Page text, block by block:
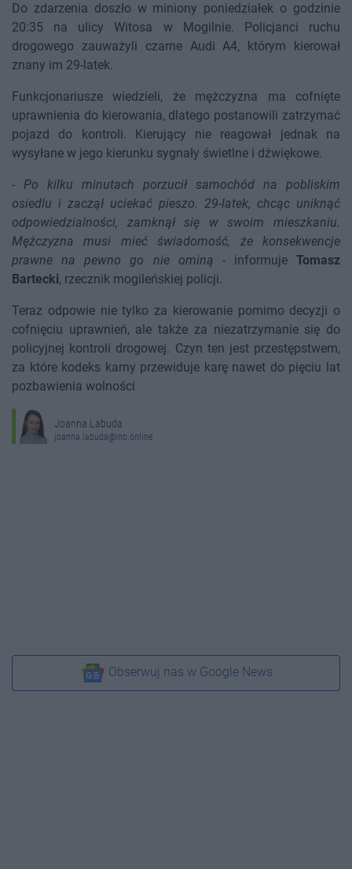
Do zdarzenia doszło w miniony poniedziałek o godzinie
20:35 na ulicy Witosa w Mogilnie. Policjanci ruchu
drogowego zauważyli czarne Audi A4, którym kierował
znany im 29-latek.
Funkcjonariusze wiedzieli, że mężczyzna ma cofnięte
uprawnienia do kierowania, dlatego postanowili zatrzymać
pojazd do kontroli. Kierujący nie reagował jednak na
wysyłane w jego kierunku sygnały świetlne i dźwiękowe.
- Po kilku minutach porzucił samochód na pobliskim
osiedlu i zaczął uciekać pieszo. 29-latek, chcąc uniknąć
odpowiedzialności, zamknął się w swoim mieszkaniu.
Mężczyzna musi mieć świadomość, że konsekwencje
prawne na pewno go nie ominą - informuje Tomasz
Bartecki, rzecznik mogileńskiej policji.
Teraz odpowie nie tylko za kierowanie pomimo decyzji o
cofnięciu uprawnień, ale także za niezatrzymanie się do
policyjnej kontroli drogowej. Czyn ten jest przestępstwem,
za które kodeks karny przewiduje karę nawet do pięciu lat
pozbawienia wolności
Joanna Labuda
joanna.labuda@ino.online
Obserwuj nas w Google News